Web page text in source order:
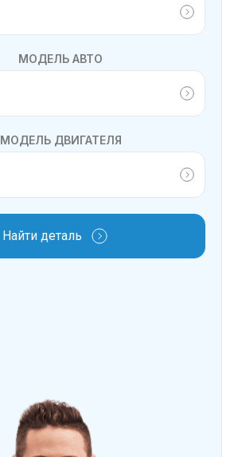
МОДЕЛЬ АВТО
МОДЕЛЬ ДВИГАТЕЛЯ
Найти деталь